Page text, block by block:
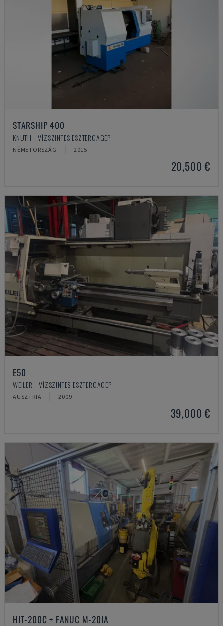
STARSHIP 400
KNUTH - VÍZSZINTES ESZTERGAGÉP
NÉMETORSZÁG 2015
20,500 €
E50
WEILER - VÍZSZINTES ESZTERGAGÉP
AUSZTRIA 2009
39,000 €
HIT-200C + FANUC M-20IA